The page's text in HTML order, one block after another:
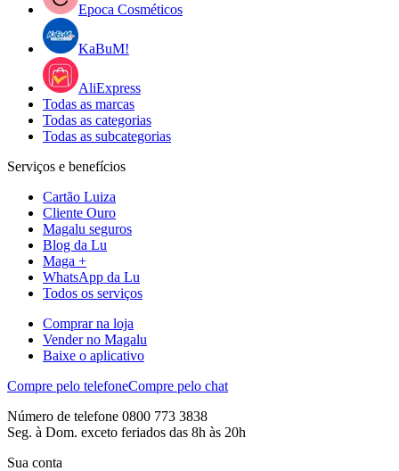
Epoca Cosméticos
KaBuM!
AliExpress
Todas as marcas
Todas as categorias
Todas as subcategorias
Serviços e benefícios
Cartão Luiza
Cliente Ouro
Magalu seguros
Blog da Lu
Maga +
WhatsApp da Lu
Todos os serviços
Comprar na loja
Vender no Magalu
Baixe o aplicativo
Compre pelo telefoneCompre pelo chat
Número de telefone 0800 773 3838
Seg. à Dom. exceto feriados das 8h às 20h
Sua conta